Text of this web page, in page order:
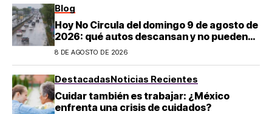
Blog
Hoy No Circula del domingo 9 de agosto de
2026: qué autos descansan y no pueden
salir en CDMX y el Estado de México; estos
8 DE AGOSTO DE 2026
DestacadasNoticias Recientes
Cuidar también es trabajar: ¿México
enfrenta una crisis de cuidados?